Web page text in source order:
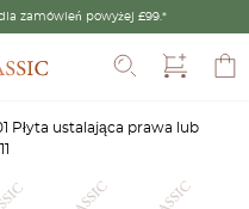
zamówień powyżej £99.*Szukaj
Płyta ustalająca prawa lub